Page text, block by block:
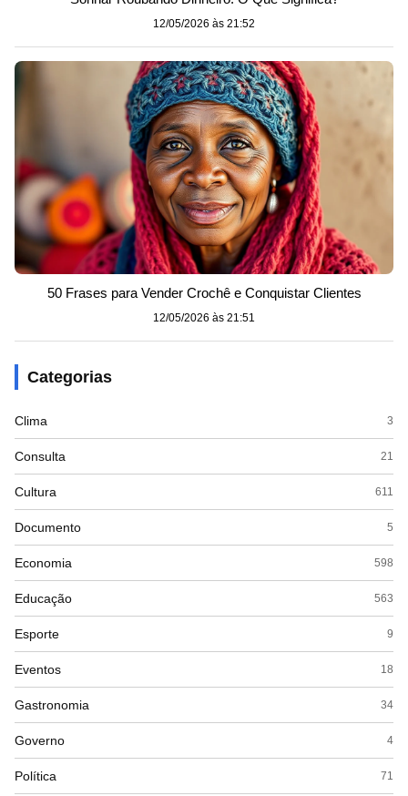
12/05/2026 às 21:52
50 Frases para Vender Crochê e Conquistar Clientes
12/05/2026 às 21:51
Categorias
Clima 3
Consulta 21
Cultura 611
Documento 5
Economia 598
Educação 563
Esporte 9
Eventos 18
Gastronomia 34
Governo 4
Política 71